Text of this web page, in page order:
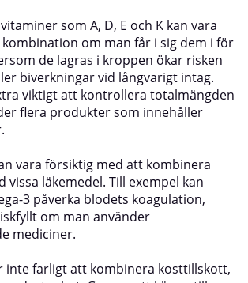
som A, D, E och K kan vara
om man får i sig dem i för
de lagras i kroppen ökar risken
biverkningar vid långvarigt intag.
viktigt att kontrollera totalmängden
flera produkter som innehåller
vara försiktig med att kombinera
vissa läkemedel. Till exempel kan
3 påverka blodets koagulation,
om man använder
mediciner.
inte farligt att kombinera kosttillskott,